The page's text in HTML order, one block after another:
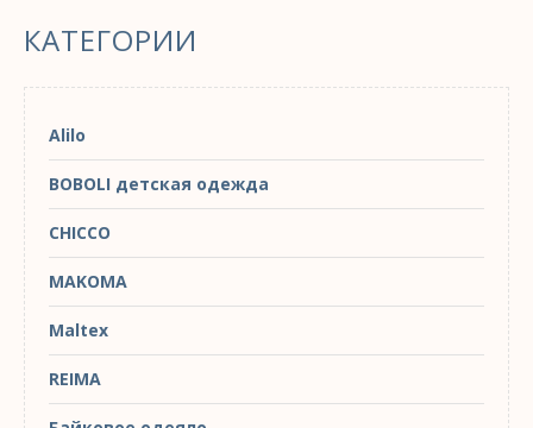
КАТЕГОРИИ
Alilo
BOBOLI детская одежда
CHICCO
MAKOMA
Maltex
REIMA